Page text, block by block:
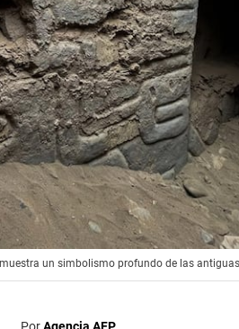
un simbolismo profundo de las